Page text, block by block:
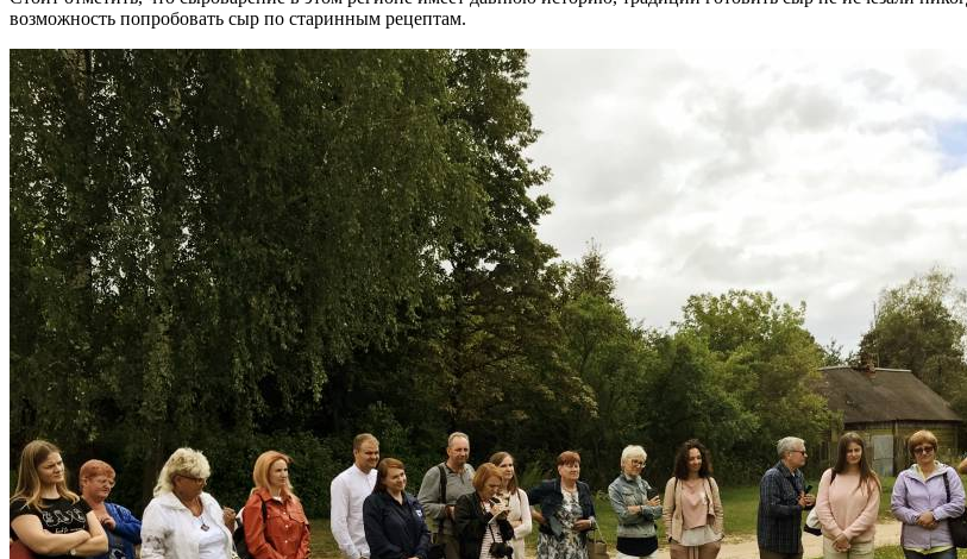
возможность попробовать сыр по старинным рецептам.